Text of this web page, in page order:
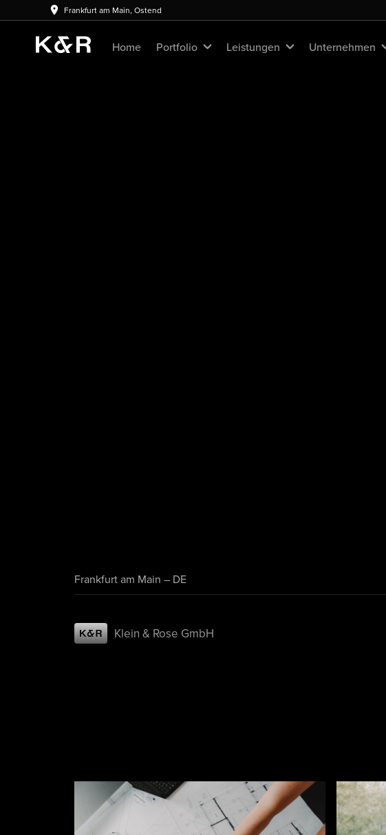
Frankfurt am Main, Ostend
Home Portfolio Leistungen Unternehmen
Frankfurt am Main – DE
Klein & Rose GmbH